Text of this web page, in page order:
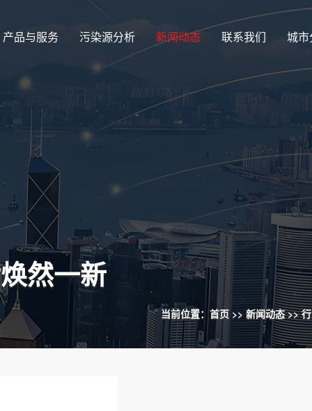
产品与服务 污染源分析 新闻动态 联系我们 城
然一新
当前位置： 首页 >> 新闻动态>>